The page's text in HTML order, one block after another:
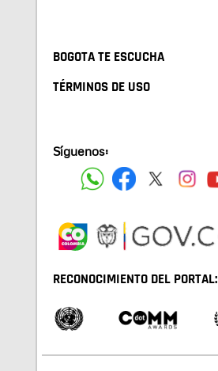
BOGOTA TE ESCUCHA
TÉRMINOS DE USO
Síguenos:
RECONOCIMIENTO DEL PORTAL: